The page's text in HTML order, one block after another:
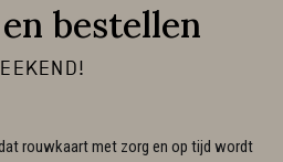
bestellen
rouwkaart met zorg en op tijd wordt